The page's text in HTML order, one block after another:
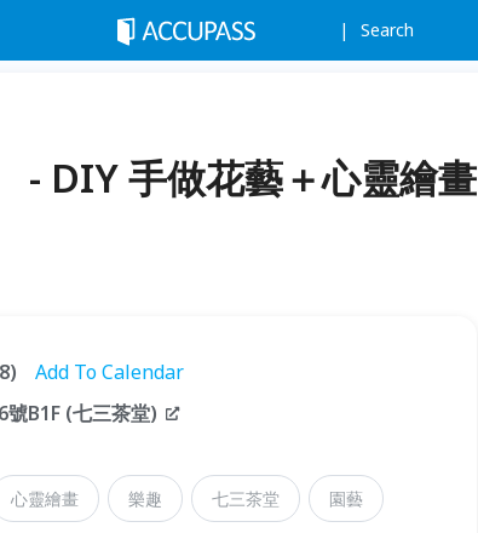
Search
- DIY 手做花藝＋心靈繪畫
Add To Calendar
B1F (七三茶堂)
心靈繪畫 樂趣 七三茶堂 園藝